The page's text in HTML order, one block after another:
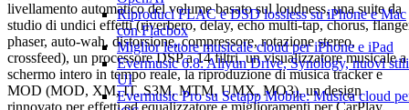
Riproduci FLAC e DSD lossless su iPhone e Mac
con Flacbox
Miglior lettore musicale cloud per iPhone e iPad
Evermusic 6.8: Aliyun Drive, Synology, nuovi stili
UI
Evermusic Pro su Setapp Mobile: Musica cloud
livellamento automatico del volume basato sul loudness, una suite da
studio di undici effetti (riverbero, delay, echo multi-tap, chorus,
phaser, auto-wah, distorsione, compressore, rotazione stereo,
crossfeed), un processore DSP a 14 filtri, un visualizzatore musicale a
schermo intero in tempo reale, la riproduzione di musica tracker e
MOD (MOD, XM, IT, S3M, MTM, UMX, MO3), un design
rinnovato per effetti ed equalizzatore e miglioramenti per CarPlay.